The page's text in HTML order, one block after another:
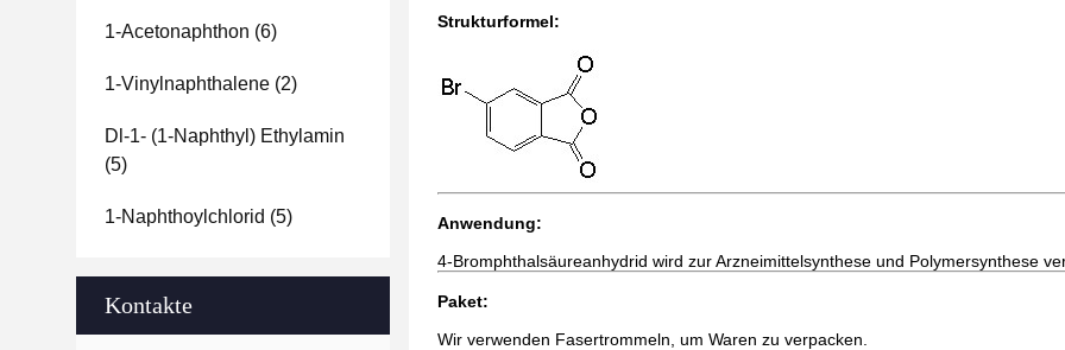
1-Acetonaphthon (6)
1-Vinylnaphthalene (2)
Dl-1- (1-Naphthyl) Ethylamin
(5)
1-Naphthoylchlorid (5)
Kontakte
Strukturformel:
Anwendung:
4-Bromphthalsäureanhydrid wird zur Arzneimittelsynthese und Polymersynthese
Paket:
Wir verwenden Fasertrommeln, um Waren zu verpacken.